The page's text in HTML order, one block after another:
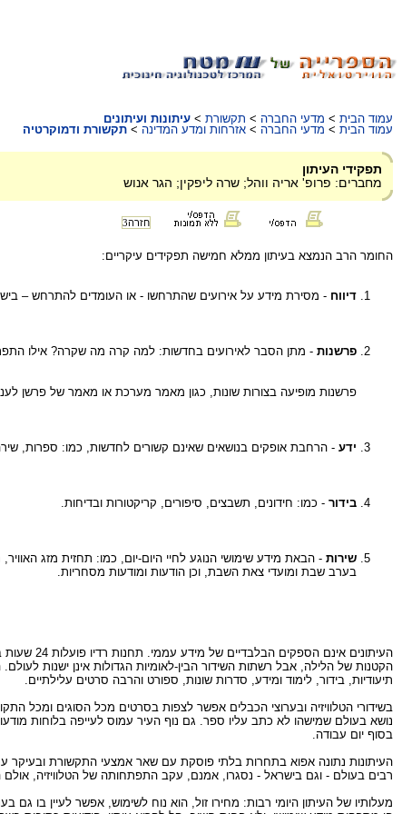
עמוד הבית > מדעי החברה > תקשורת > עיתונות ועיתונים
עמוד הבית > מדעי החברה > אזרחות ומדע המדינה > תקשורת ודמוקרטיה
תפקידי העיתון
מחברים: פרופ' אריה ווהל; שרה ליפקין; הגר אנוש
חזרה3
החומר הרב הנמצא בעיתון ממלא חמישה תפקידים עיקריים:
דיווח - מסירת מידע על אירועים שהתרחשו - או העומדים להתרחש –
פרשנות - מתן הסבר לאירועים בחדשות: למה קרה מה שקרה? אילו
פרשנות מופיעה בצורות שונות, כגון מאמר מערכת או מאמר של פרשן
ידע - הרחבת אופקים בנושאים שאינם קשורים לחדשות, כמו: ספרות,
בידור - כמו: חידונים, תשבצים, סיפורים, קריקטורות ובדיחות.
שירות - הבאת מידע שימושי הנוגע לחיי היום-יום, כמו: תחזית מזג
בערב שבת ומועדי צאת השבת, וכן הודעות ומודעות מסחריות.
הקטנות של הלילה, אבל רשתות השידור הבין-לאומיות הגדולות אינן ישנות
תיעודיות, בידור, לימוד ומידע, סדרות שונות, ספורט והרבה סרטים עלילתיים.
בשידורי הטלוויזיה ובערוצי הכבלים אפשר לצפות בסרטים מכל הסוגים ומכל
נושא בעולם שמישהו לא כתב עליו ספר. גם נוף העיר עמוס לעייפה בלוחות
בסוף יום עבודה.
העיתונות נתונה אפוא בתחרות בלתי פוסקת עם שאר אמצעי התקשורת ובעיקר
רבים בעולם - וגם בישראל - נסגרו, אמנם, עקב התפתחותה של הטלוויזיה,
מעלותיו של העיתון היומי רבות: מחירו זול, הוא נוח לשימוש, אפשר לעיין בו